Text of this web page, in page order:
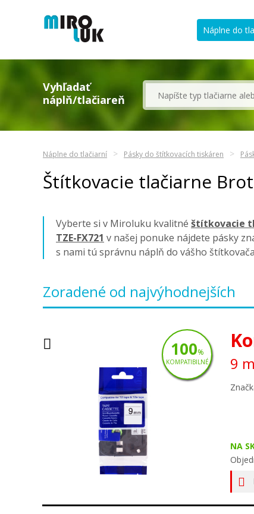
Náplne do
Vyhľadať
náplň/tlačiareň
Náplne do tlačiarní Pásky do štítkovacích tiskáren
Štítkovacie tlačiarne
Vyberte si v Miroluku kvalitné štítkovacie
TZE-FX721 v našej ponuke nájdete pásky
s nami tú správnu náplň do vášho
Zoradené od najvýhodnejších
9
NA
100%
KOMPATIBILNÉ